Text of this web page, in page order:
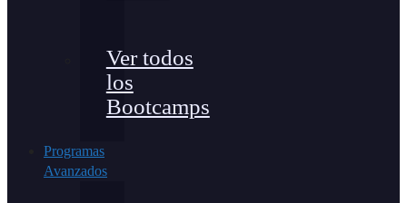
Ver todos
los
Bootcamps
Programas
Avanzados